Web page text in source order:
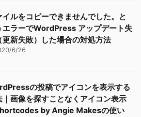
イルをコピーできませんでした。と
エラーでWordPress アップデート失
更新失敗）した場合の対処方法
6/26
の投稿でアイコンを表示する
｜画像を探すことなくアイコン表示
by Angie Makesの使い